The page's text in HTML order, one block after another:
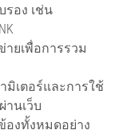
อง เช่น
ยเพื่อการรวม
เตอร์และการใช้
านเว็บ
องทั้งหมดอย่าง